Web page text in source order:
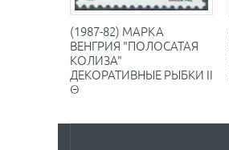
(1987-82) МАРКА
ВЕНГРИЯ "ПОЛОСАТАЯ
КОЛИЗА"
ДЕКОРАТИВНЫЕ РЫБКИ II
Θ